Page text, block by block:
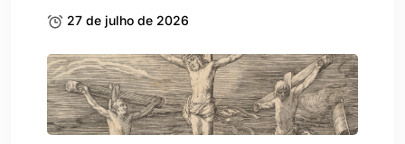
27 de julho de 2026